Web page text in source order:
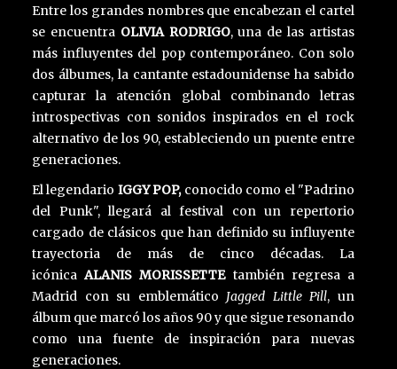
Entre los grandes nombres que encabezan el cartel
se encuentra OLIVIA RODRIGO, una de las artistas
más influyentes del pop contemporáneo. Con solo
dos álbumes, la cantante estadounidense ha sabido
capturar la atención global combinando letras
introspectivas con sonidos inspirados en el rock
alternativo de los 90, estableciendo un puente entre
generaciones.
El legendario IGGY POP,conocido como el "Padrino
del Punk", llegará al festival con un repertorio
cargado de clásicos que han definido su influyente
trayectoria de más de cinco décadas. La
icónicaALANIS MORISSETTEtambién regresa a
Madrid con su emblemático Jagged Little Pill, un
álbum que marcó los años 90 y que sigue resonando
como una fuente de inspiración para nuevas
generaciones.